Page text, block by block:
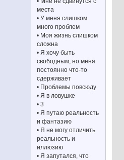
места
• У меня слишком
много проблем
• Моя жизнь слишком
сложна
• Я хочу быть
свободным, но меня
постоянно что-то
сдерживает
• Проблемы повсюду
• Я в ловушке
• 3
• Я путаю реальность
и фантазию
• Я не могу отличить
реальность и
иллюзию
• Я запутался, что